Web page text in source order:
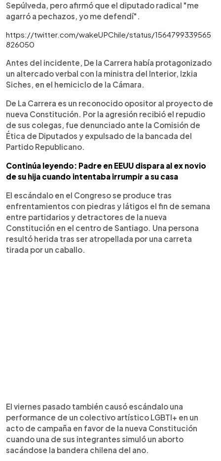
Sepúlveda, pero afirmó que el diputado radical "me
agarró a pechazos, yo me defendí".
https://twitter.com/wakeUPChile/status/1564799339565
826050
Antes del incidente, De la Carrera había protagonizado
un altercado verbal con la ministra del Interior, Izkia
Siches, en el hemiciclo de la Cámara.
De La Carrera es un reconocido opositor al proyecto de
nueva Constitución. Por la agresión recibió el repudio
de sus colegas, fue denunciado ante la Comisión de
Ética de Diputados y expulsado de la bancada del
Partido Republicano.
Continúa leyendo: Padre en EEUU dispara al ex novio
de su hija cuando intentaba irrumpir a su casa
El escándalo en el Congreso se produce tras
enfrentamientos con piedras y látigos el fin de semana
entre partidarios y detractores de la nueva
Constitución en el centro de Santiago. Una persona
resultó herida tras ser atropellada por una carreta
tirada por un caballo.
El viernes pasado también causó escándalo una
performance de un colectivo artístico LGBTI+ en un
acto de campaña en favor de la nueva Constitución
cuando una de sus integrantes simuló un aborto
sacándose la bandera chilena del ano.